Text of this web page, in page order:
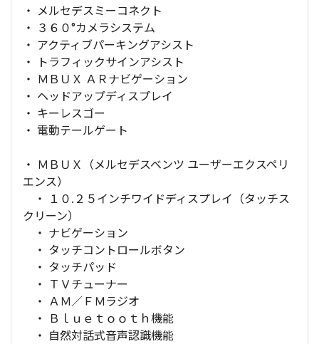
・ メルセデスミーコネクト
・ ３６０°カメラシステム
・ アクティブパーキングアシスト
・ トラフィックサインアシスト
・ ＭＢＵＸ ＡＲナビゲーション
・ ヘッドアップディスプレイ
・ キーレスゴー
・ 電動テールゲート
・ ＭＢＵＸ（メルセデスベンツ ユーザーエクスペリ
エンス）
・ １０.２５インチワイドディスプレイ（タッチス
クリーン）
・ ナビゲーション
・ タッチコントロールボタン
・ タッチパッド
・ ＴＶチューナー
・ ＡＭ／ＦＭラジオ
・ Ｂｌｕｅｔｏｏｔｈ機能
・ 自然対話式音声認識機能